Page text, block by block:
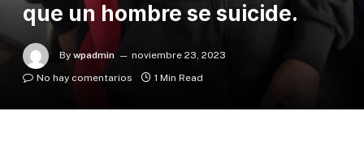
que un hombre se suicide.
By wpadmin
noviembre 23, 2023
No hay comentarios
1 Min Read